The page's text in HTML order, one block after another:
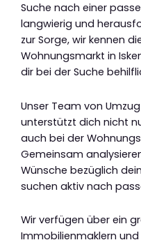
Suche nach einer
langwierig und
zur Sorge, wir kennen
Wohnungsmarkt in
dir bei der Suche
Unser Team von
unterstützt dich nicht
auch bei der
Gemeinsam
Wünsche bezüglich
suchen aktiv nach
Wir verfügen über ein
Immobilienmaklern